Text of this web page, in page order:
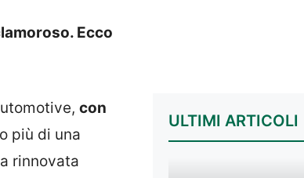
Ecco
con
più di una
rinnovata
ULTIMI ARTICOLI